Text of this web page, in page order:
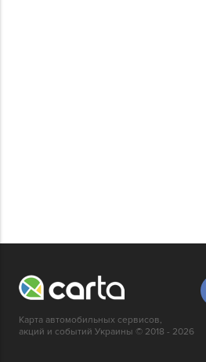
Карта автомобильных сервисов,
акций и событий Украины © 2018 - 2026